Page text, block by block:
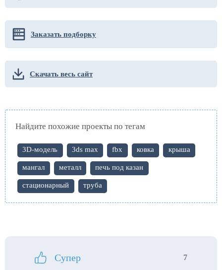
Заказать подборку
Скачать весь сайт
Найдите похожие проекты по тегам
3D-модель 3ds max fbx ковка крыша
мангал металл печь под казан
стационарный труба
Супер 7